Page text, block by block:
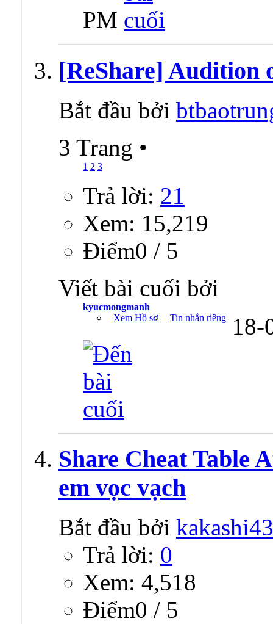
PM
[ReShare] Audition
Bắt đầu bởi
3 Trang •
1 2 3
Trả lời: 21
Xem: 15,219
Ðiểm0 / 5
Viết bài cuối bởi
kyucmongmanh
Xem Hồ sơ
Tin nhắn riêng
Share Cheat Table
em vọc vạch
Bắt đầu bởi kakashi43
Trả lời: 0
Xem: 4,518
Ðiểm0 / 5